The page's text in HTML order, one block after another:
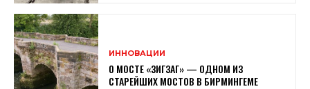
ИННОВАЦИИ
О МОСТЕ «ЗИГЗАГ» — ОДНОМ ИЗ
СТАРЕЙШИХ МОСТОВ В БИРМИНГЕМЕ